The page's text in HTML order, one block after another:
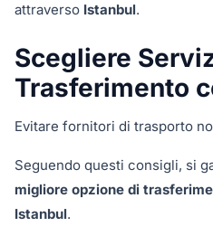
attraverso Istanbul.
Scegliere
Trasferimento
Evitare fornitori di trasporto
Seguendo questi consigli, si
migliore opzione di
Istanbul.